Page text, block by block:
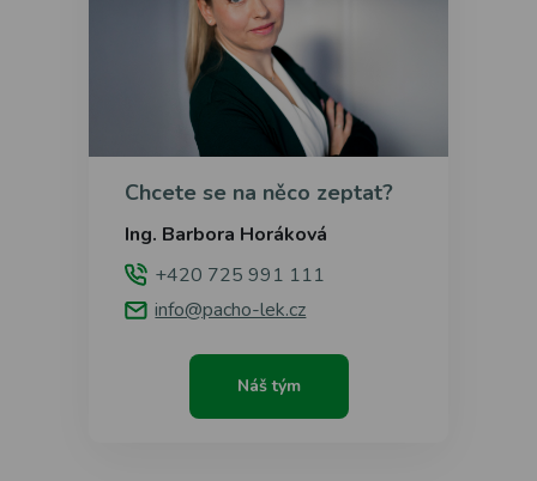
Chcete se na něco zeptat?
Ing. Barbora Horáková
+420 725 991 111
info@pacho-lek.cz
Náš tým